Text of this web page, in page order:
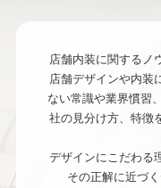
店舗内装に関するノ
店舗デザインや内装
ない常識や業界慣習、
社の見分け方、特徴
デザインにこだわる
その正解に近づ